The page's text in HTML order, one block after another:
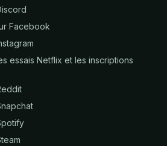
Facebook
essais Netflix et les inscriptions